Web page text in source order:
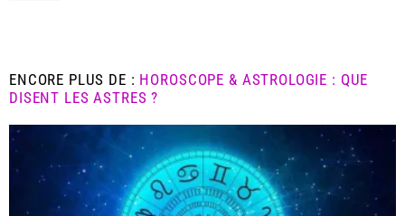
ENCORE PLUS DE : HOROSCOPE & ASTROLOGIE : QUE
DISENT LES ASTRES ?